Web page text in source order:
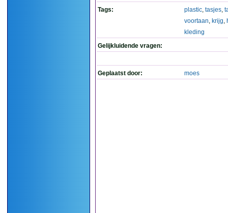
Tags:
plastic, tasjes,
voortaan, krijg,
kleding
Gelijkluidende vragen:
Geplaatst door: moes